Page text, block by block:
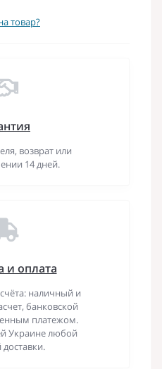
товар?
возврат или
14 дней.
и оплата
наличный и
банковской
платежом.
Украине любой